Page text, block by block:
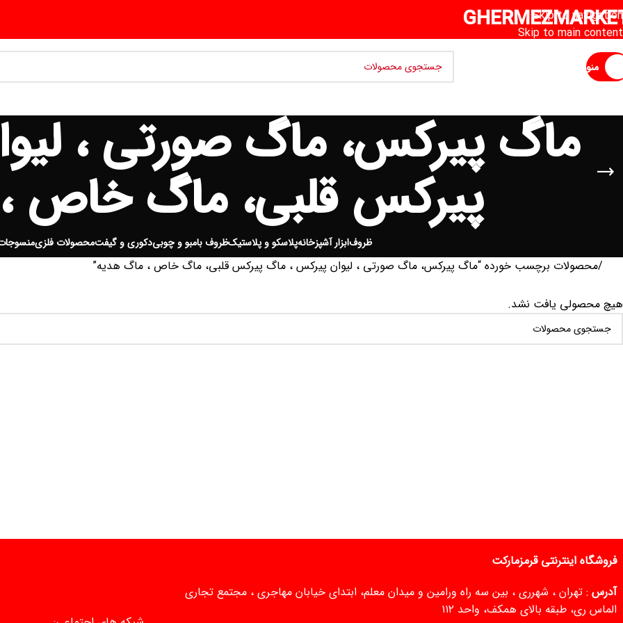
Skip to navigation
Skip to main content
منو
ماگ پیرکس، ماگ صورتی ،
پیرکس قلبی، ماگ خاص
ظروفابزار آشپزخانهپلاسکو و پلاستیکظروف بامبو و چوبیدکوری و گیفتمحصولات فلزی
محصولات برچسب خورده “ماگ پیرکس، ماگ صورتی ، لیوان پیرکس ، ماگ پیرکس قلبی، ماگ خاص ، ماگ هدیه”
هیچ محصولی یافت نشد.
فروشگاه اینترنتی قرمزمارکت
آدرس : تهران ، شهرری ، بین سه راه ورامین و میدان معلم، ابتدای خیابان مهاجری ، مجتمع تجاری
الماس ری، طبقه بالای همکف، واحد ۱۱۲